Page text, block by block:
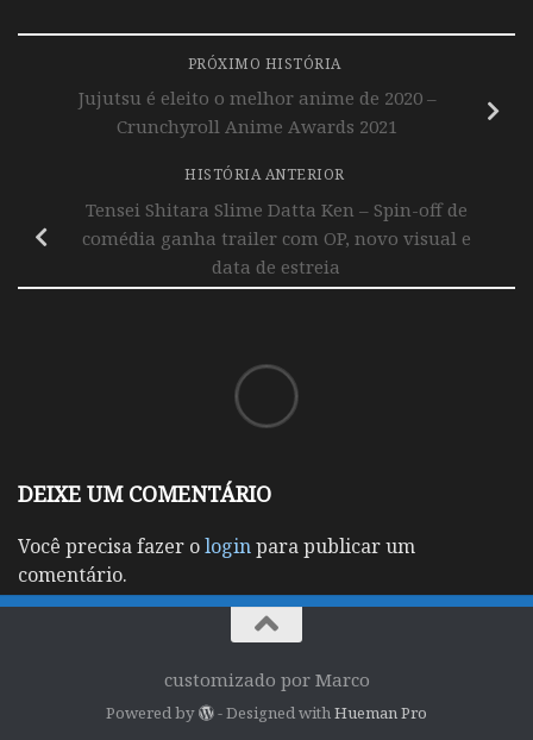
PRÓXIMO HISTÓRIA
Jujutsu é eleito o melhor anime de 2020 –
Crunchyroll Anime Awards 2021
HISTÓRIA ANTERIOR
Tensei Shitara Slime Datta Ken – Spin-off de
comédia ganha trailer com OP, novo visual e
data de estreia
DEIXE UM COMENTÁRIO
Você precisa fazer ologinpara publicar um
comentário.
customizado por Marco
Powered by - Designed withHueman Pro